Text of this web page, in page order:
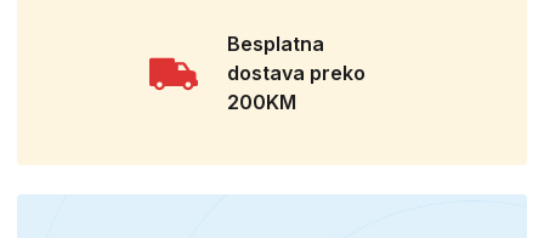
Besplatna
dostava preko
200KM